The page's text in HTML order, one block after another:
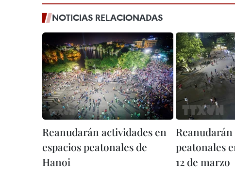
NOTICIAS RELACIONADAS
Reanudarán actividades en
espacios peatonales de
Hanoi
Reanudarán
peatonales
12 de marzo